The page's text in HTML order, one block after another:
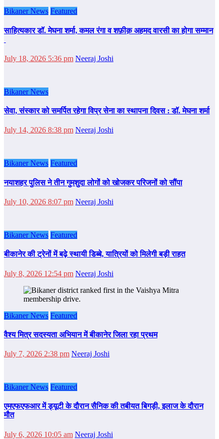
Bikaner News Featured
साहित्‍यकार डॉ. मेघना शर्मा, कमल रंगा व शफ़ीक़ अहमद वारसी का होगा सम्‍मान
July 18, 2026 5:36 pm Neeraj Joshi
Bikaner News
सेवा, संस्कार को समर्पित रहेगा विप्र सेना का स्थापना दिवस : डॉ. मेघना शर्मा
July 14, 2026 8:38 pm Neeraj Joshi
Bikaner News Featured
नयाशहर पुलिस ने तीन गुमशुदा लोगों को खोजकर परिजनों को सौंपा
July 10, 2026 8:07 pm Neeraj Joshi
Bikaner News Featured
बीकानेर की ट्रेनों में बढ़े स्थायी डिब्बे, यात्रियों को मिलेगी बड़ी राहत
July 8, 2026 12:54 pm Neeraj Joshi
Bikaner News Featured
वैश्य मित्र सदस्यता अभियान में बीकानेर जिला रहा प्रथम
July 7, 2026 2:38 pm Neeraj Joshi
Bikaner News Featured
एमएफएफआर में ड्यूटी के दौरान सैनिक की तबीयत बिगड़ी, इलाज के दौरान
मौत
July 6, 2026 10:05 am Neeraj Joshi